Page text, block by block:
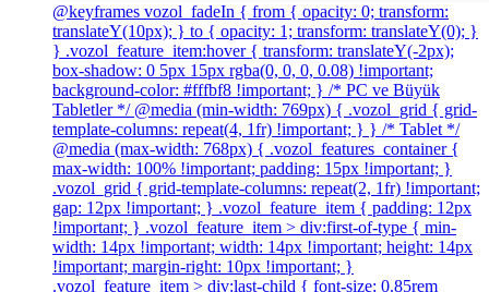
@keyframes vozol_fadeIn { from { opacity: 0; transform:
translateY(10px); } to { opacity: 1; transform: translateY(0); }
} .vozol_feature_item:hover { transform: translateY(-2px);
box-shadow: 0 5px 15px rgba(0, 0, 0, 0.08) !important;
background-color: #fffbf8 !important; } /* PC ve Büyük
Tabletler */ @media (min-width: 769px) { .vozol_grid { grid-
template-columns: repeat(4, 1fr) !important; } } /* Tablet */
@media (max-width: 768px) { .vozol_features_container {
max-width: 100% !important; padding: 15px !important; }
.vozol_grid { grid-template-columns: repeat(2, 1fr) !important;
gap: 12px !important; } .vozol_feature_item { padding: 12px
!important; } .vozol_feature_item > div:first-of-type { min-
width: 14px !important; width: 14px !important; height: 14px
!important; margin-right: 10px !important; }
.vozol_feature_item > div:last-child { font-size: 0.85rem